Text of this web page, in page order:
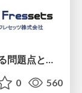
イーサリアムのマルチシグ実装に関する問題点と解決策
0 560